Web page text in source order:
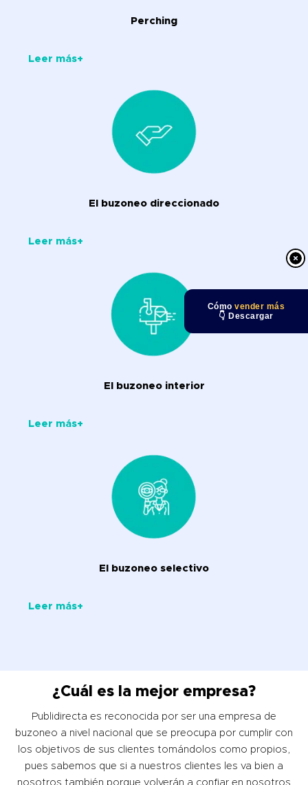
Cómovender más
👇 Descargar
Perching
Leer más+
El buzoneo direccionado
Leer más+
El buzoneo interior
Leer más+
El buzoneo selectivo
Leer más+
¿Cuál es la mejor empresa?
Publidirecta es reconocida por ser una empresa de
buzoneo a nivel nacional que se preocupa por cumplir con
los objetivos de sus clientes tomándolos como propios,
pues sabemos que si a nuestros clientes les va bien a
nosotros también porque volverán a confiar en nosotros